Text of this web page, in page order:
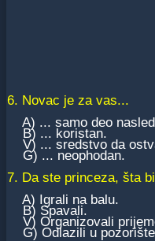
6. Novac je za vas...
A) ... samo deo
B) ... koristan.
V) ... sredstvo da
G) ... neophodan.
7. Da ste princeza, šta
A) Igrali na balu.
B) Spavali.
V) Organizovali
G) Odlazili u